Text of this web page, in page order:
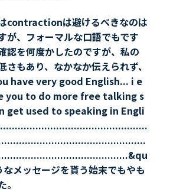
はcontractionは避けるべきなのは
が、フォーマルな口語でもです
認を何度かしたのですが、私の
さもあり、なかなか伝えられず、
have very good English... i e
you to do more free talking s
get used to speaking in Engli
メッセージを貰う始末でもやも